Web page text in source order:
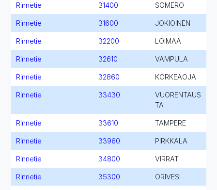
Rinnetie 31400 SOMERO
Rinnetie 31600 JOKIOINEN
Rinnetie 32200 LOIMAA
Rinnetie 32610 VAMPULA
Rinnetie 32860 KORKEAOJA
Rinnetie 33430
VUORENTAUS
TA
Rinnetie 33610 TAMPERE
Rinnetie 33960 PIRKKALA
Rinnetie 34800 VIRRAT
Rinnetie 35300 ORIVESI